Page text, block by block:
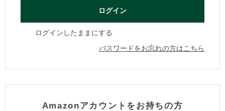
ログインしたままにする
パスワードをお忘れの方はこちら
Amazonアカウントをお持ちの方